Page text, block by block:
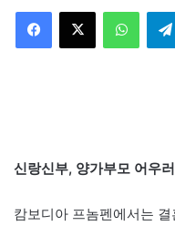
신랑신부, 양가부모 어우
캄보디아 프놈펜에서는